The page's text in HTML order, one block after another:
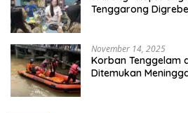
Tenggarong
November 14, 2025
Korban Tenggelam
Ditemukan